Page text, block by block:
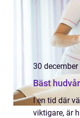
30 december
I en tid där
viktigare, är